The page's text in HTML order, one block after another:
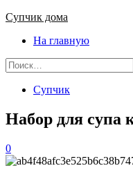
Основное
Супчик дома
На главную
Найти:
Супчик
Набор для супа
0